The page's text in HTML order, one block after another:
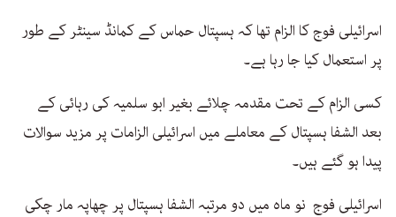
اسرائیلی فوج کا الزام تھا کہ ہسپتال حماس کے کمانڈ سینٹر کے طور
پر استعمال کیا جا رہا ہے۔
کسی الزام کے تحت مقدمہ چلائے بغیر ابو سلمیہ کی رہائی کے
بعد الشفا ہسپتال کے معاملے میں اسرائیلی الزامات پر مزید سوالات
پیدا ہو گئے ہیں۔
اسرائیلی فوج نو ماہ میں دو مرتبہ الشفا ہسپتال پر چھاپہ مار چکی